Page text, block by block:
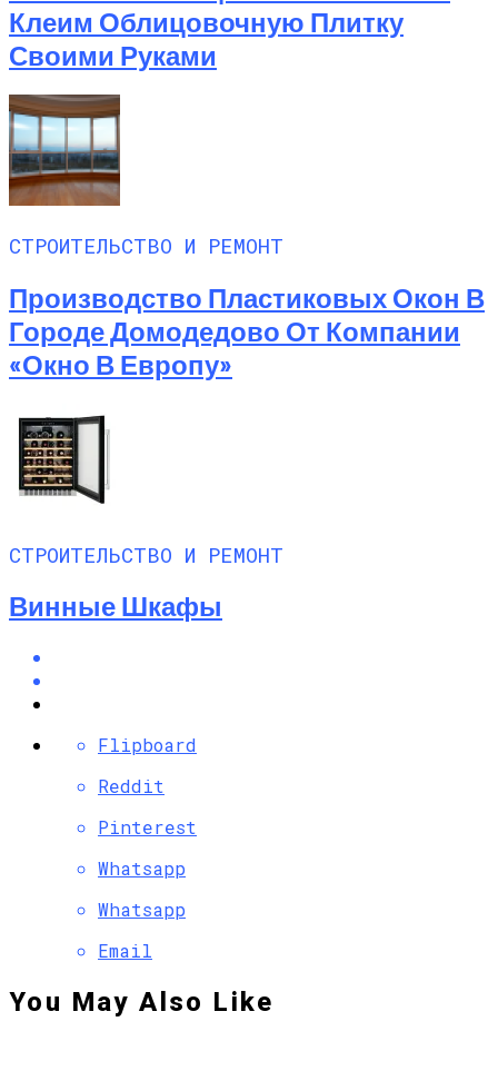
Клеим Облицовочную Плитку
Своими Руками
СТРОИТЕЛЬСТВО И РЕМОНТ
Производство Пластиковых Окон В
Городе Домодедово От Компании
«Окно В Европу»
СТРОИТЕЛЬСТВО И РЕМОНТ
Винные Шкафы
Flipboard
Reddit
Pinterest
Whatsapp
Whatsapp
Email
You May Also Like